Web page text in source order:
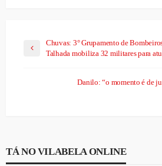
Chuvas: 3° Grupamento de
Talhada mobiliza 32 militares para
Danilo: “o momento é de
TÁ NO VILABELA ONLINE